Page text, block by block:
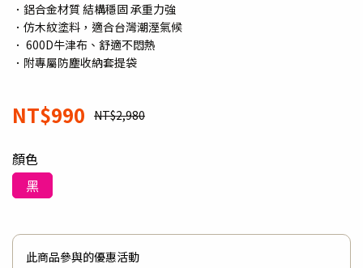
．鋁合金材質 結構穩固 承重力強
．仿木紋塗料，適合台灣潮溼氣候
． 600D牛津布、舒適不悶熱
．附專屬防塵收納套提袋
NT$990 NT$2,980
顏色
黑
此商品參與的優惠活動